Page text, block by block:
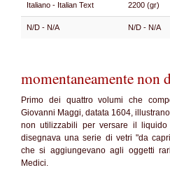
Italiano - Italian Text 2200 (gr)
N/D - N/A N/D - N/A
momentaneamente non
Primo dei quattro volumi che
Giovanni Maggi, datata 1604,
non utilizzabili per versare il
disegnava una serie di vetri "da
che si aggiungevano agli oggetti
Medici.